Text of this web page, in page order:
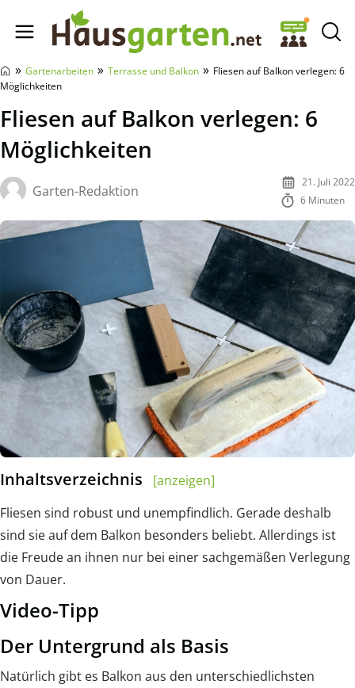
Hausgarten.net
» Gartenarbeiten » Terrasse und Balkon » Fliesen auf Balkon verlegen: 6
Möglichkeiten
Fliesen auf Balkon verlegen: 6
Möglichkeiten
Garten-Redaktion
21. Juli 2022
6 Minuten
Inhaltsverzeichnis
[anzeigen]
Fliesen sind robust und unempfindlich. Gerade deshalb
sind sie auf dem Balkon besonders beliebt. Allerdings ist
die Freude an ihnen nur bei einer sachgemäßen Verlegung
von Dauer.
Video-Tipp
Der Untergrund als Basis
Natürlich gibt es Balkon aus den unterschiedlichsten